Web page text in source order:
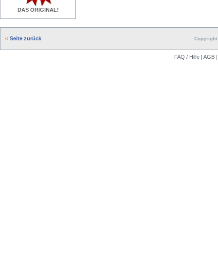
DAS ORIGINAL!
Seite zurück
FAQ / Hilfe | AGB